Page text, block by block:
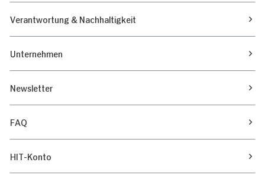
Verantwortung & Nachhaltigkeit
Unternehmen
Newsletter
FAQ
HIT-Konto